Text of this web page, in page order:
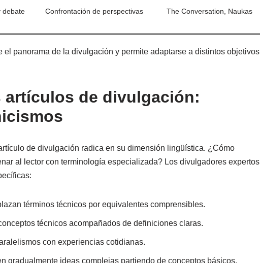
debate Confrontación de perspectivas The Conversation, Naukas
el panorama de la divulgación y permite adaptarse a distintos objetivos
artículos de divulgación:
de divulgación radica en su dimensión lingüística. ¿Cómo
al lector con terminología especializada? Los divulgadores expertos
términos técnicos por equivalentes comprensibles.
técnicos acompañados de definiciones claras.
con experiencias cotidianas.
gradualmente ideas complejas partiendo de conceptos básicos.